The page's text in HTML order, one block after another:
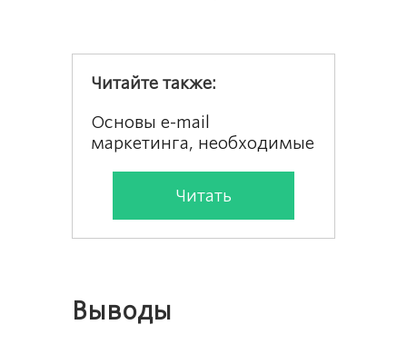
Читайте также:
Основы e-mail
маркетинга, необходимые
Читать
Выводы